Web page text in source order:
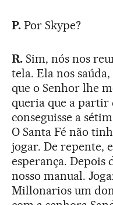
P.Por Skype?
R.Sim, nós nos
tela. Ela nos
que o Senhor lhe
queria que a partir
conseguisse a
O Santa Fé não
jogar. De repente,
esperança. Depois
nosso manual.
Millonarios um